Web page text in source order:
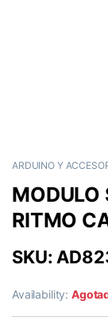
ARDUINO Y
MODULO
RITMO
SKU:
Availability: